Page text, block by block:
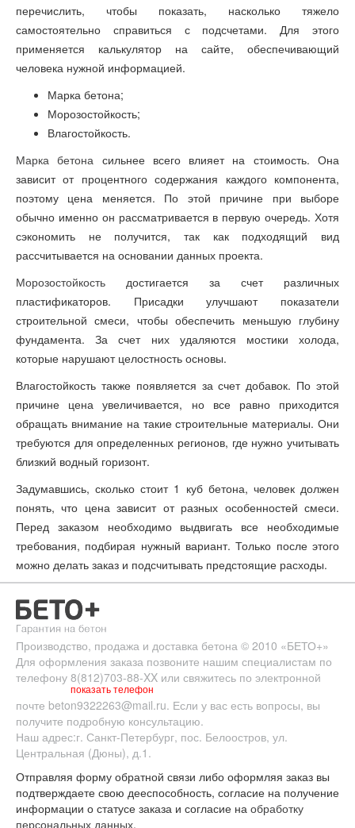
перечислить, чтобы показать, насколько тяжело
самостоятельно справиться с подсчетами. Для этого
применяется калькулятор на сайте, обеспечивающий
человека нужной информацией.
Марка бетона;
Морозостойкость;
Влагостойкость.
Марка бетона сильнее всего влияет на стоимость. Она
зависит от процентного содержания каждого компонента,
поэтому цена меняется. По этой причине при выборе
обычно именно он рассматривается в первую очередь. Хотя
сэкономить не получится, так как подходящий вид
рассчитывается на основании данных проекта.
Морозостойкость достигается за счет различных
пластификаторов. Присадки улучшают показатели
строительной смеси, чтобы обеспечить меньшую глубину
фундамента. За счет них удаляются мостики холода,
которые нарушают целостность основы.
Влагостойкость также появляется за счет добавок. По этой
причине цена увеличивается, но все равно приходится
обращать внимание на такие строительные материалы. Они
требуются для определенных регионов, где нужно учитывать
близкий водный горизонт.
Задумавшись, сколько стоит 1 куб бетона, человек должен
понять, что цена зависит от разных особенностей смеси.
Перед заказом необходимо выдвигать все необходимые
требования, подбирая нужный вариант. Только после этого
можно делать заказ и подсчитывать предстоящие расходы.
Производство, продажа и доставка бетона © 2010 «БЕТО+»
Для оформления заказа позвоните нашим специалистам по
телефону 8(812)703-88-XX
показать телефон
или свяжитесь по электронной
почте beton9322263@mail.ru. Если у вас есть вопросы, вы
получите подробную консультацию.
Наш адрес:г. Санкт-Петербург, пос. Белоостров, ул.
Центральная (Дюны), д.1.
Отправляя форму обратной связи либо оформляя заказ вы
подтверждаете свою дееспособность, согласие на получение
информации о статусе заказа и согласие на обработку
персональных данных.